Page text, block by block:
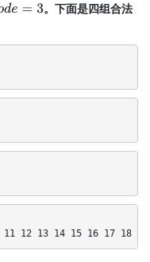
de= 3
。下面是四组合法
12 13 14 15 16 17 18